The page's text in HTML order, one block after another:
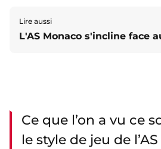
Lire aussi
L'AS Monaco s'incline face
Ce que l’on a vu ce
le style de jeu de